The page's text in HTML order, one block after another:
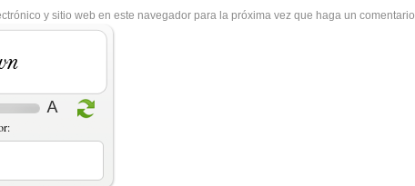
y sitio web en este navegador para la próxima vez que haga un comentario.